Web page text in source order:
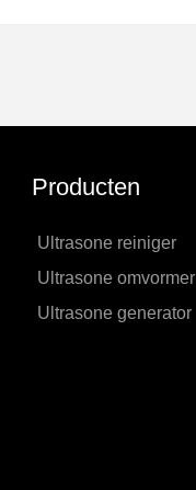
Producten
Ultrasone reiniger
Ultrasone omvormer
Ultrasone generator